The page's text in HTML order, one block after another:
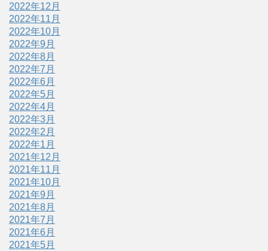
2022年12月
2022年11月
2022年10月
2022年9月
2022年8月
2022年7月
2022年6月
2022年5月
2022年4月
2022年3月
2022年2月
2022年1月
2021年12月
2021年11月
2021年10月
2021年9月
2021年8月
2021年7月
2021年6月
2021年5月